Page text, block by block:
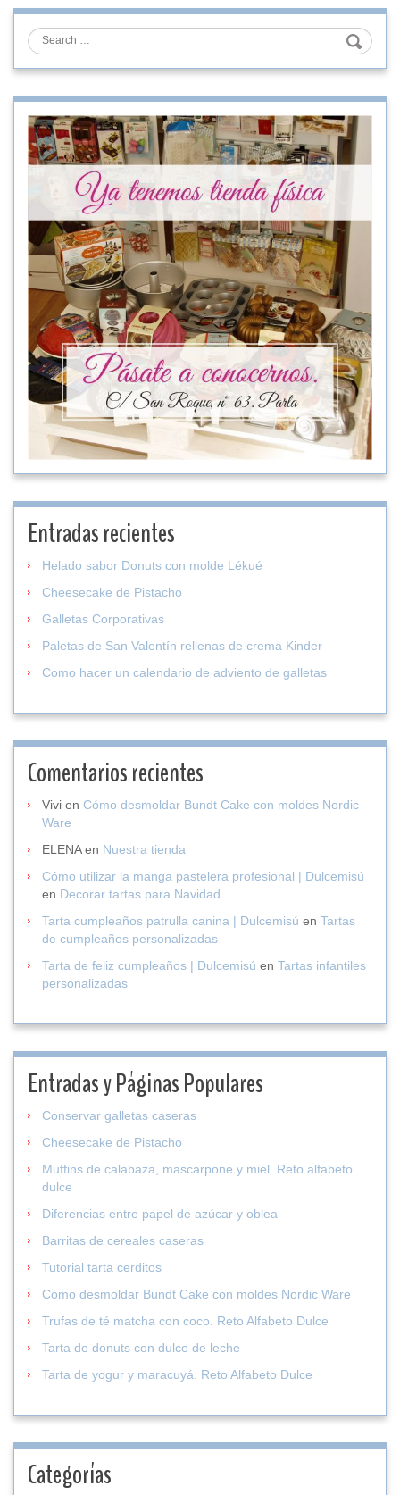
Search
Entradas recientes
Helado sabor Donuts con molde Lékué
Cheesecake de Pistacho
Galletas Corporativas
Paletas de San Valentín rellenas de crema Kinder
Como hacer un calendario de adviento de galletas
Comentarios recientes
Vivi en Cómo desmoldar Bundt Cake con moldes Nordic
Ware
ELENAen Nuestra tienda
Cómo utilizar la manga pastelera profesional | Dulcemisú
en Decorar tartas para Navidad
Tarta cumpleaños patrulla canina | Dulcemisú en Tartas
de cumpleaños personalizadas
Tarta de feliz cumpleaños | Dulcemisú en Tartas infantiles
personalizadas
Entradas y Páginas Populares
Conservar galletas caseras
Cheesecake de Pistacho
Muffins de calabaza, mascarpone y miel. Reto alfabeto
dulce
Diferencias entre papel de azúcar y oblea
Barritas de cereales caseras
Tutorial tarta cerditos
Cómo desmoldar Bundt Cake con moldes Nordic Ware
Trufas de té matcha con coco. Reto Alfabeto Dulce
Tarta de donuts con dulce de leche
Tarta de yogur y maracuyá. Reto Alfabeto Dulce
Categorías